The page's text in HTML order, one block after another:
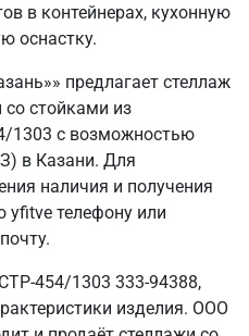
в контейнерах, кухонную
оснастку.
предлагает стеллаж
стойками из
1303 с возможностью
в Казани. Для
наличия и получения
yfitve телефону или
454/1303 333-94388,
изделия. ООО